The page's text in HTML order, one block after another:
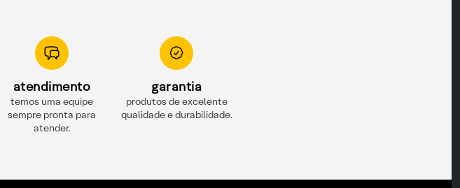
atendimento
temos uma equipe
sempre pronta para
atender.
garantia
produtos de excelente
qualidade e durabilidade.